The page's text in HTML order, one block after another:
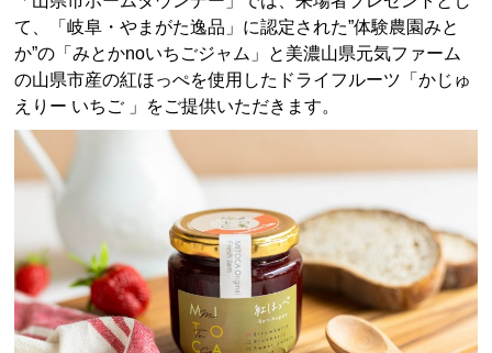
て、「岐阜・やまがた逸品」に認定された”体験農園みと
か”の「みとかnoいちごジャム」と 美濃山県元気ファーム
の山県市産の紅ほっぺを使用したドライフルーツ「かじゅ
えりー いちご 」をご提供いただきます。